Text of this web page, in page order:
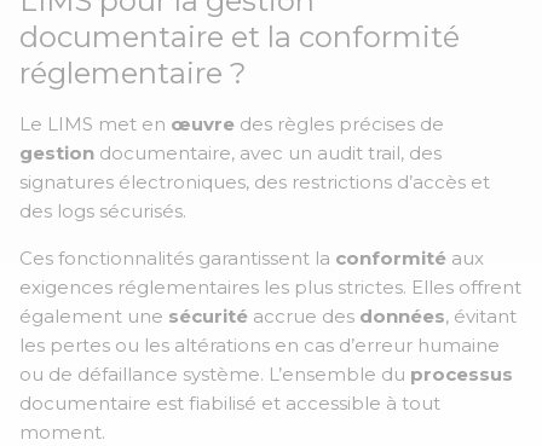
documentaire et la conformité
réglementaire ?
Le LIMS met en œuvre des règles précises de
gestion documentaire, avec un audit trail, des
signatures électroniques, des restrictions d’accès et
des logs sécurisés.
Ces fonctionnalités garantissent la conformité aux
exigences réglementaires les plus strictes. Elles offrent
également une sécurité accrue des données, évitant
les pertes ou les altérations en cas d’erreur humaine
ou de défaillance système. L’ensemble du processus
documentaire est fiabilisé et accessible à tout
moment.